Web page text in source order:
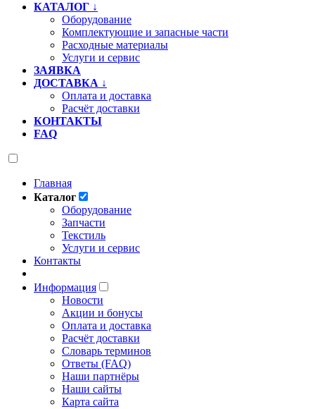
КАТАЛОГ ↓
Оборудование
Комплектующие и запасные части
Расходные материалы
Услуги и сервис
ЗАЯВКА
ДОСТАВКА ↓
Оплата и доставка
Расчёт доставки
КОНТАКТЫ
FAQ
Главная
Каталог
Оборудование
Запчасти
Текстиль
Услуги и сервис
Контакты
Информация
Новости
Акции и бонусы
Оплата и доставка
Расчёт доставки
Словарь терминов
Ответы (FAQ)
Наши партнёры
Наши сайты
Карта сайта